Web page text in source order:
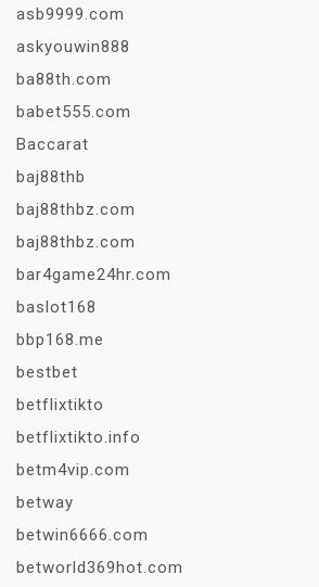
asb9999.com
askyouwin888
ba88th.com
babet555.com
Baccarat
baj88thb
baj88thbz.com
baj88thbz.com
bar4game24hr.com
baslot168
bbp168.me
bestbet
betflixtikto
betflixtikto.info
betm4vip.com
betway
betwin6666.com
betworld369hot.com